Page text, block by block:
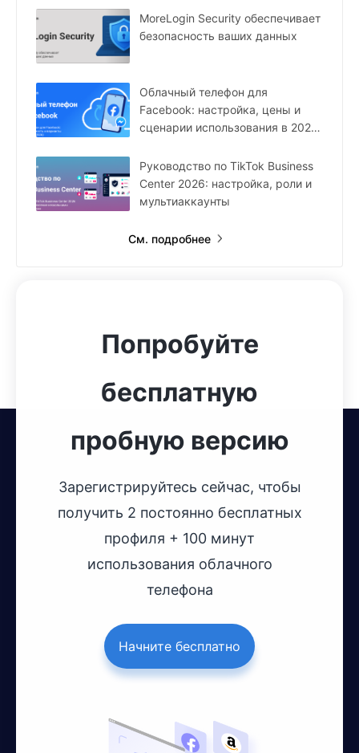
MoreLogin Security обеспечивает
безопасность ваших данных
Облачный телефон для
Facebook: настройка, цены и
сценарии использования в 2026
Руководство по TikTok Business
Center 2026: настройка, роли и
мультиаккаунты
См. подробнее
Попробуйте
бесплатную
пробную версию
Зарегистрируйтесь сейчас, чтобы
получить 2 постоянно бесплатных
профиля + 100 минут
использования облачного
телефона
Начните бесплатно